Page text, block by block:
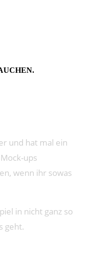
und hat mal ein
ups
wenn ihr sowas
in nicht ganz so
geht.